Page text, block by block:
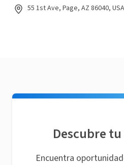
55 1st Ave, Page, AZ 86040, USA
Descubre
Encuentra